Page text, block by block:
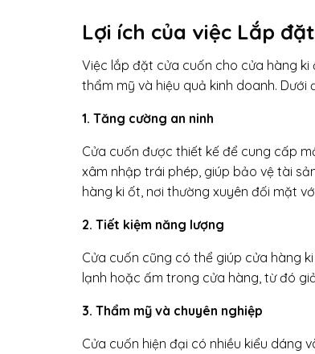
Lợi ích của việc Lắp
Việc lắp đặt cửa cuốn cho cửa hàng ki
thẩm mỹ và hiệu quả kinh doanh. Dưới
1. Tăng cường an ninh
Cửa cuốn được thiết kế để cung cấp
xâm nhập trái phép, giúp bảo vệ tài
hàng ki ốt, nơi thường xuyên đối mặt
2. Tiết kiệm năng lượng
Cửa cuốn cũng có thể giúp cửa hàng
lạnh hoặc ấm trong cửa hàng, từ đó
3. Thẩm mỹ và chuyên nghiệp
Cửa cuốn hiện đại có nhiều kiểu dáng